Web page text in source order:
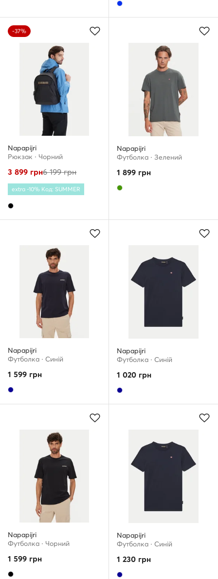
-37%
Napapijri
Рюкзак · Чорний
3 899 грн6 199грн
extra -10% Код: SUMMER
Napapijri
Футболка · Зелений
1 899 грн
Napapijri
Футболка · Cиній
1 599 грн
Napapijri
Футболка · Cиній
1 020 грн
Napapijri
Футболка · Чорний
1 599 грн
Napapijri
Футболка · Cиній
1 230 грн